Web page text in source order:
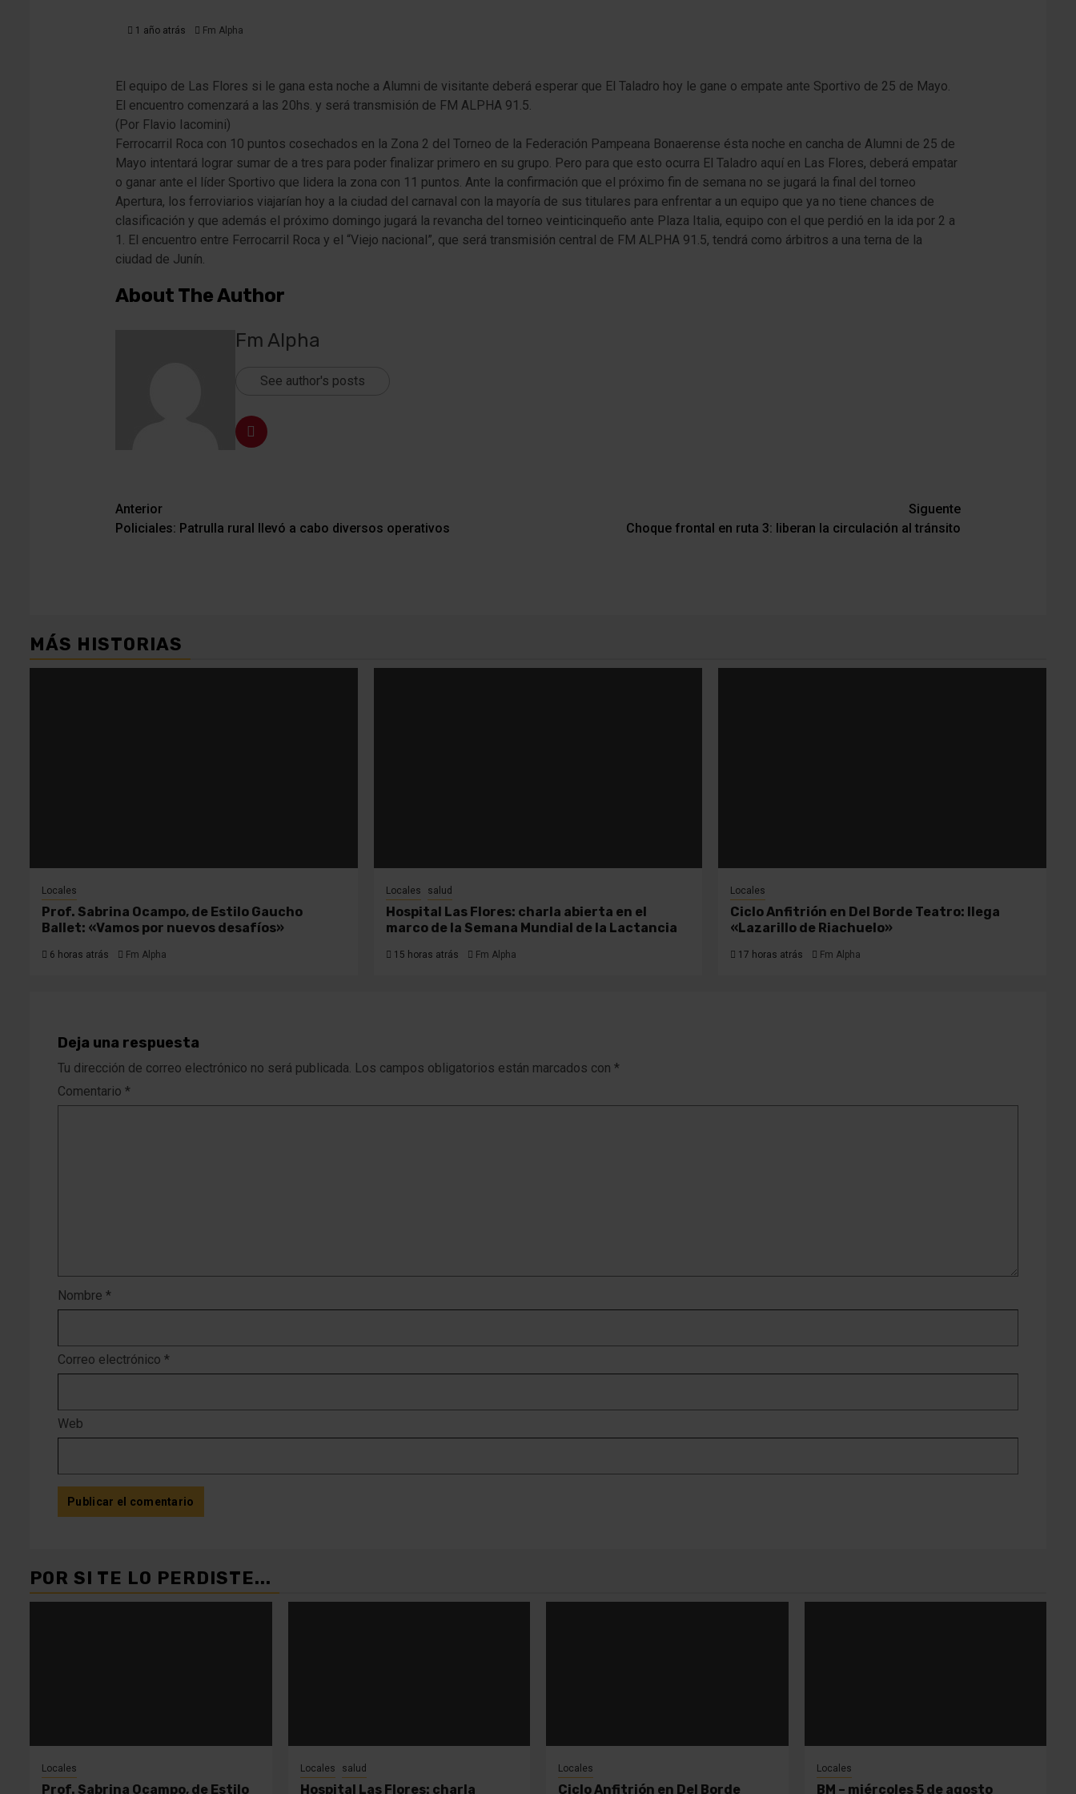
1 año atrás Fm Alpha
El equipo de Las Flores si le gana esta noche a Alumni de visitante deberá esperar que El Taladro hoy le gane o empate ante Sportivo de 25 de Mayo.
El encuentro comenzará a las 20hs. y será transmisión de FM ALPHA 91.5.
(Por Flavio Iacomini)
Ferrocarril Roca con 10 puntos cosechados en la Zona 2 del Torneo de la Federación Pampeana Bonaerense ésta noche en cancha de Alumni de 25 de
Mayo intentará lograr sumar de a tres para poder finalizar primero en su grupo. Pero para que esto ocurra El Taladro aquí en Las Flores, deberá empatar
o ganar ante el líder Sportivo que lidera la zona con 11 puntos. Ante la confirmación que el próximo fin de semana no se jugará la final del torneo
Apertura, los ferroviarios viajarían hoy a la ciudad del carnaval con la mayoría de sus titulares para enfrentar a un equipo que ya no tiene chances de
clasificación y que además el próximo domingo jugará la revancha del torneo veinticinqueño ante Plaza Italia, equipo con el que perdió en la ida por 2 a
1. El encuentro entre Ferrocarril Roca y el “Viejo nacional”, que será transmisión central de FM ALPHA 91.5, tendrá como árbitros a una terna de la
ciudad de Junín.
About The Author
Fm Alpha
See author's posts
Navegación
de
Anterior
Policiales: Patrulla rural llevó a cabo diversos operativos
Siguente
Choque frontal en ruta 3: liberan la circulación al tránsito
MÁS HISTORIAS
Locales
Prof. Sabrina Ocampo, de Estilo Gaucho
Ballet: «Vamos por nuevos desafíos»
6 horas atrás Fm Alpha
Locales salud
Hospital Las Flores: charla abierta en el
marco de la Semana Mundial de la Lactancia
15 horas atrás Fm Alpha
Locales
Ciclo Anfitrión en Del Borde Teatro: llega
«Lazarillo de Riachuelo»
17 horas atrás Fm Alpha
Deja una respuesta
Tu dirección de correo electrónico no será publicada. Los campos obligatorios están marcados con *
Comentario *
Nombre *
Correo electrónico *
Web
POR SI TE LO PERDISTE...
Locales
Prof. Sabrina Ocampo, de Estilo
Locales salud
Hospital Las Flores: charla
Locales
Ciclo Anfitrión en Del Borde
Locales
BM – miércoles 5 de agosto